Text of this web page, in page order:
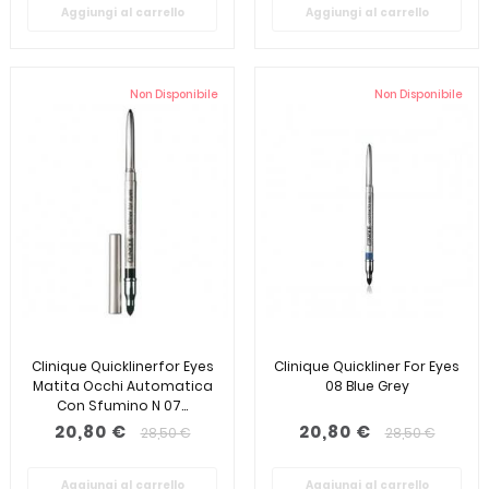
Aggiungi al carrello Aggiungi al carrello
Non Disponibile
Clinique Quicklinerfor Eyes
Matita Occhi Automatica
Con Sfumino N 07...
20,80 € 28,50 €
Aggiungi al carrello
Non Disponibile
Clinique Quickliner For Eyes
08 Blue Grey
20,80 € 28,50 €
Aggiungi al carrello